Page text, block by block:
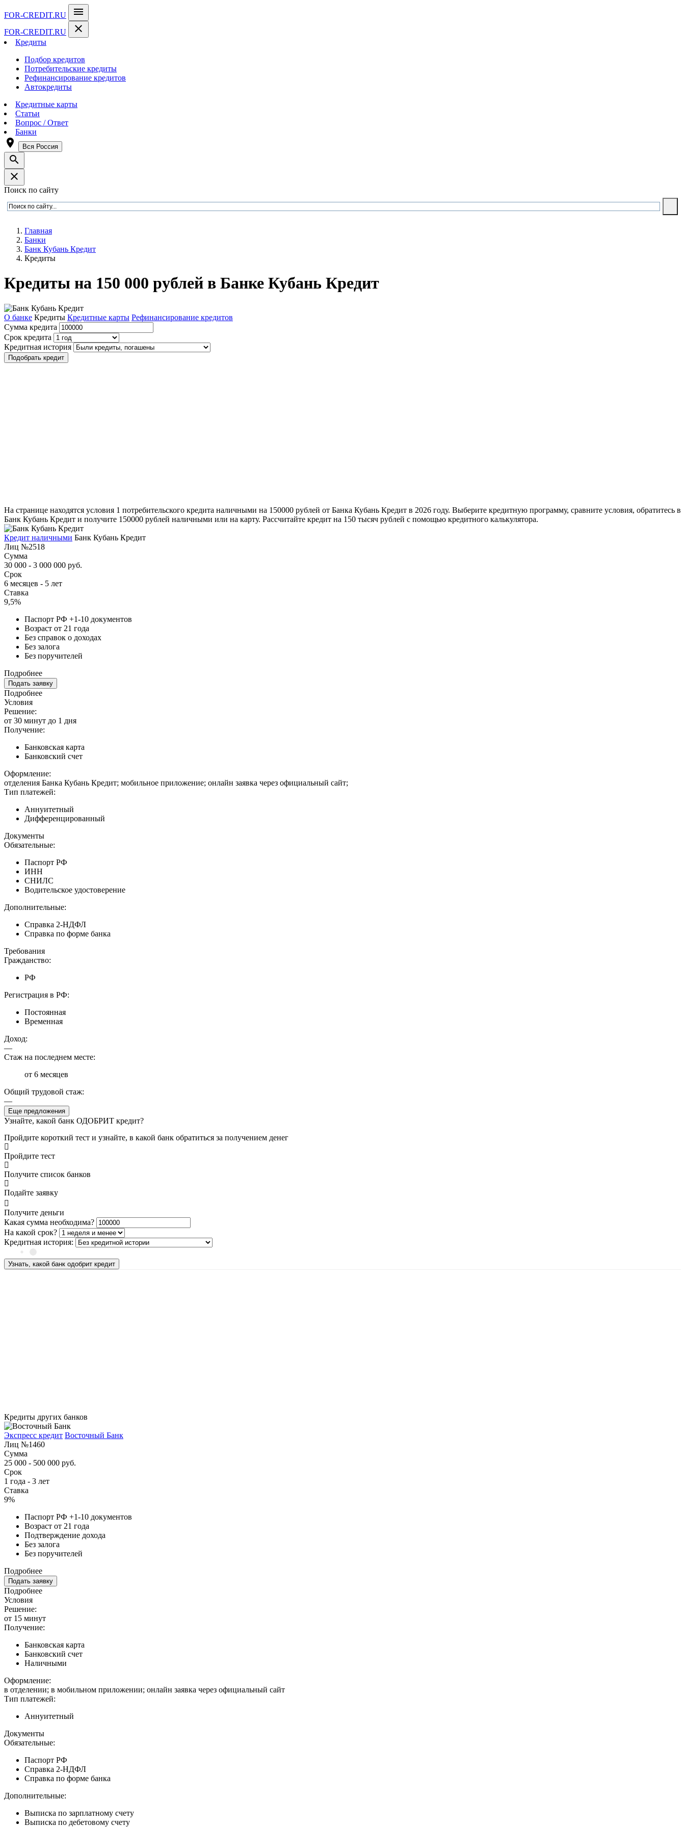
FOR-CREDIT.RU menu
FOR-CREDIT.RU close
Кредиты
Подбор кредитов
Потребительские кредиты
Рефинансирование кредитов
Автокредиты
Кредитные карты
Статьи
Вопрос / Ответ
Банки
room Вся Россия
search
close
Поиск по сайту
Главная
Банки
Банк Кубань Кредит
Кредиты
Кредиты на 150 000 рублей в Банке Кубань Кредит
О банке Кредиты Кредитные карты Рефинансирование кредитов
Сумма кредита
Срок кредита
Кредитная история
Подобрать кредит
На странице находятся условия 1 потребительского кредита наличными на 150000 рублей от Банка Кубань Кредит в 2026 году. Выберите кредитную программу, сравните условия, обратитесь в
Банк Кубань Кредит и получите 150000 рублей наличными или на карту. Рассчитайте кредит на 150 тысяч рублей с помощью кредитного калькулятора.
Кредит наличными Банк Кубань Кредит
Лиц №2518
Сумма
30 000 - 3 000 000 руб.
Срок
6 месяцев - 5 лет
Ставка
9,5%
Паспорт РФ +1-10 документов
Возраст от 21 года
Без справок о доходах
Без залога
Без поручителей
Подробнее
Подать заявку
Подробнее
Условия
Решение:
от 30 минут до 1 дня
Получение:
Банковская карта
Банковский счет
Оформление:
отделения Банка Кубань Кредит; мобильное приложение; онлайн заявка через официальный сайт;
Тип платежей:
Аннуитетный
Дифференцированный
Документы
Обязательные:
Паспорт РФ
ИНН
СНИЛС
Водительское удостоверение
Дополнительные:
Справка 2-НДФЛ
Справка по форме банка
Требования
Гражданство:
РФ
Регистрация в РФ:
Постоянная
Временная
Доход:
—
Стаж на последнем месте:
от 6 месяцев
Общий трудовой стаж:
—
Еще предложения
Узнайте, какой банк ОДОБРИТ кредит?
Пройдите короткий тест и узнайте, в какой банк обратиться за получением денег
Пройдите тест
Получите список банков
Подайте заявку
Получите деньги
Какая сумма необходима?
На какой срок?
Кредитная история:
Узнать, какой банк одобрит кредит
Кредиты других банков
Экспресс кредит Восточный Банк
Лиц №1460
Сумма
25 000 - 500 000 руб.
Срок
1 года - 3 лет
Ставка
9%
Паспорт РФ +1-10 документов
Возраст от 21 года
Подтверждение дохода
Без залога
Без поручителей
Подробнее
Подать заявку
Подробнее
Условия
Решение:
от 15 минут
Получение:
Банковская карта
Банковский счет
Наличными
Оформление:
в отделении; в мобильном приложении; онлайн заявка через официальный сайт
Тип платежей:
Аннуитетный
Документы
Обязательные:
Паспорт РФ
Справка 2-НДФЛ
Справка по форме банка
Дополнительные:
Выписка по зарплатному счету
Выписка по дебетовому счету